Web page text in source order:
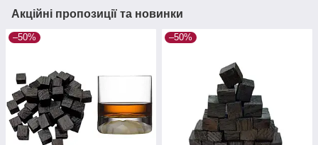
Акційні пропозиції та новинки
–50% –50%